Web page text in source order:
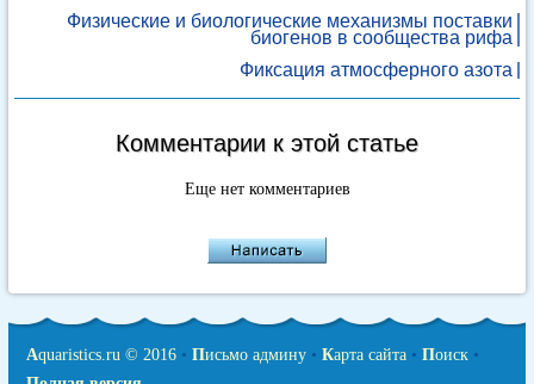
Физические и биологические механизмы поставки
биогенов в сообщества рифа
Фиксация атмосферного азота
Комментарии к этой статье
Еще нет комментариев
Aquaristics.ru © 2016 • Письмо админу • Карта сайта • Поиск •